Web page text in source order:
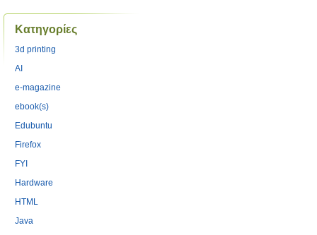
Kατηγορίες
3d printing
AI
e-magazine
ebook(s)
Edubuntu
Firefox
FYI
Hardware
HTML
Java